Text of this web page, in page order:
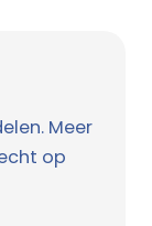
Meer
op